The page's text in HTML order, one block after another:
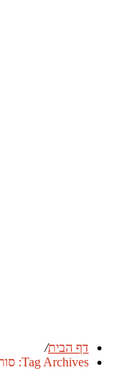
דף הבית/
Tag Archives: סורגים